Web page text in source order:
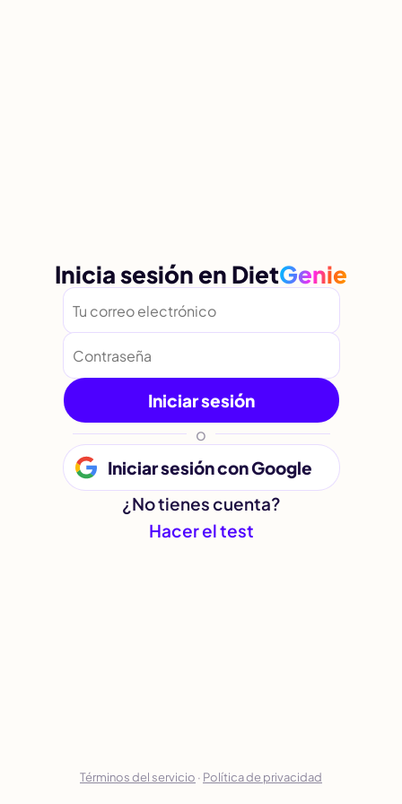
Inicia sesión en DietGenie
Iniciar sesión
o
Iniciar sesión con Google
¿No tienes cuenta?
Hacer el test
Términos del servicio · Política de privacidad